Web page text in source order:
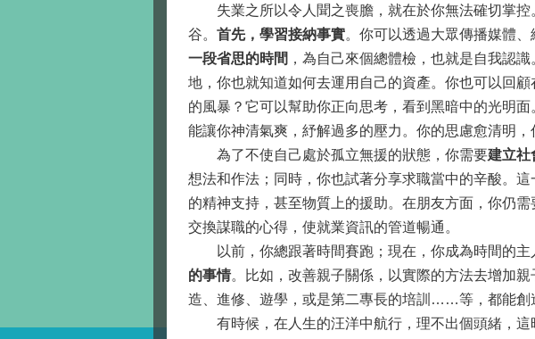
失業之所以令人聞之喪膽，就在於你無法確切掌控
谷。 首先，學習接納事實。你可以透過大眾傳播媒體
一段省思的時間 ，為自己來個總體檢，也就是自我認
地，你也就知道如何去運用自己的資產。你也可以回
的風暴？它可以幫助你正向思考，看到黑暗中的光明面
能讓你神清氣爽，紓解過多的壓力。你的思慮愈清明，
為了不使自己處於孤立無援的狀態，你需要建立社
想法和作法；同時，你也試著分享求職當中的辛酸。
的精神支持，甚至物質上的援助。在朋友方面，你仍
交換謀職的心得，使就業資訊的管道暢通。
以前，你總跟著時間賽跑；現在，你成為時間的主
的事情。比如，改善親子關係，以實際的方法去增加
造、進修、遊學，或是第二專長的培訓……等，都能創
有時候，在人生的汪洋中航行，理不出個頭緒，這